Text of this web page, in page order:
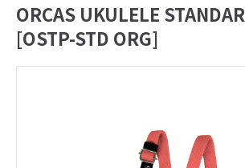
ORCAS UKULELE
[OSTP-STD ORG]